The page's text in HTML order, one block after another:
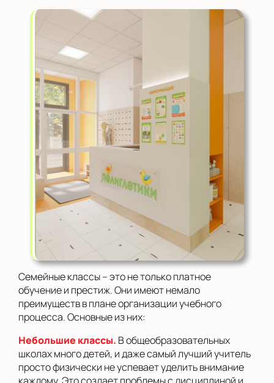
Семейные классы – это не только платное
обучение и престиж. Они имеют немало
преимуществ в плане организации учебного
процесса. Основные из них:
Небольшие классы. В общеобразовательных
школах много детей, и даже самый лучший учитель
просто физически не успевает уделить внимание